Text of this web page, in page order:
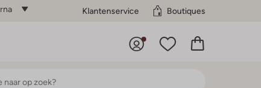
Klantenservice Boutiques